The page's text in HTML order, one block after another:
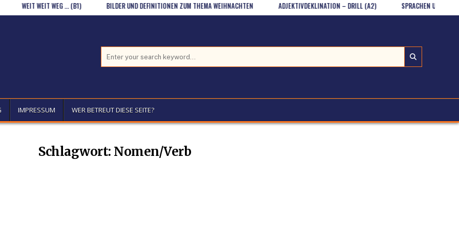
WEIT WEIT WEG … (B1) BILDER UND DEFINITIONEN ZUM THEMA WEIHNACHTEN ADJEKTIVDEKLINATION – DRILL (A2) SPRACHEN UND
IMPRESSUM WER BETREUT DIESE SEITE?
Schlagwort: Nomen/Verb